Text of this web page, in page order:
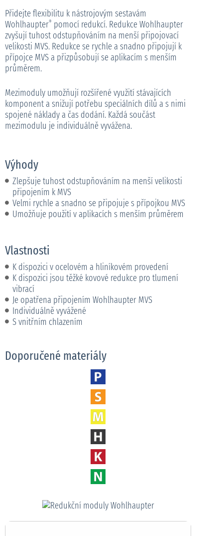
Přidejte flexibilitu k nástrojovým sestavám
Wohlhaupter® pomocí redukcí. Redukce Wohlhaupter
zvyšují tuhost odstupňováním na menší připojovací
velikosti MVS. Redukce se rychle a snadno připojují k
přípojce MVS a přizpůsobují se aplikacím s menším
průměrem.
Mezimoduly umožňují rozšířené využití stávajících
komponent a snižují potřebu speciálních dílů a s nimi
spojené náklady a čas dodání. Každá součást
mezimodulu je individuálně vyvážena.
Výhody
Zlepšuje tuhost odstupňováním na menší velikosti
připojením k MVS
Velmi rychle a snadno se připojuje s přípojkou MVS
Umožňuje použití v aplikacích s menším průměrem
Vlastnosti
K dispozici v ocelovém a hliníkovém provedení
K dispozici jsou těžké kovové redukce pro tlumení
vibrací
Je opatřena připojením Wohlhaupter MVS
Individuálně vyvážené
S vnitřním chlazením
Doporučené materiály